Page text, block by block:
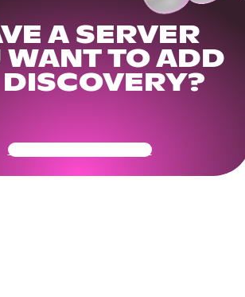
A SERVER
WANT TO ADD
Get Your Community Ready